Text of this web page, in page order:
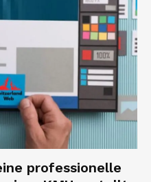
professionelle